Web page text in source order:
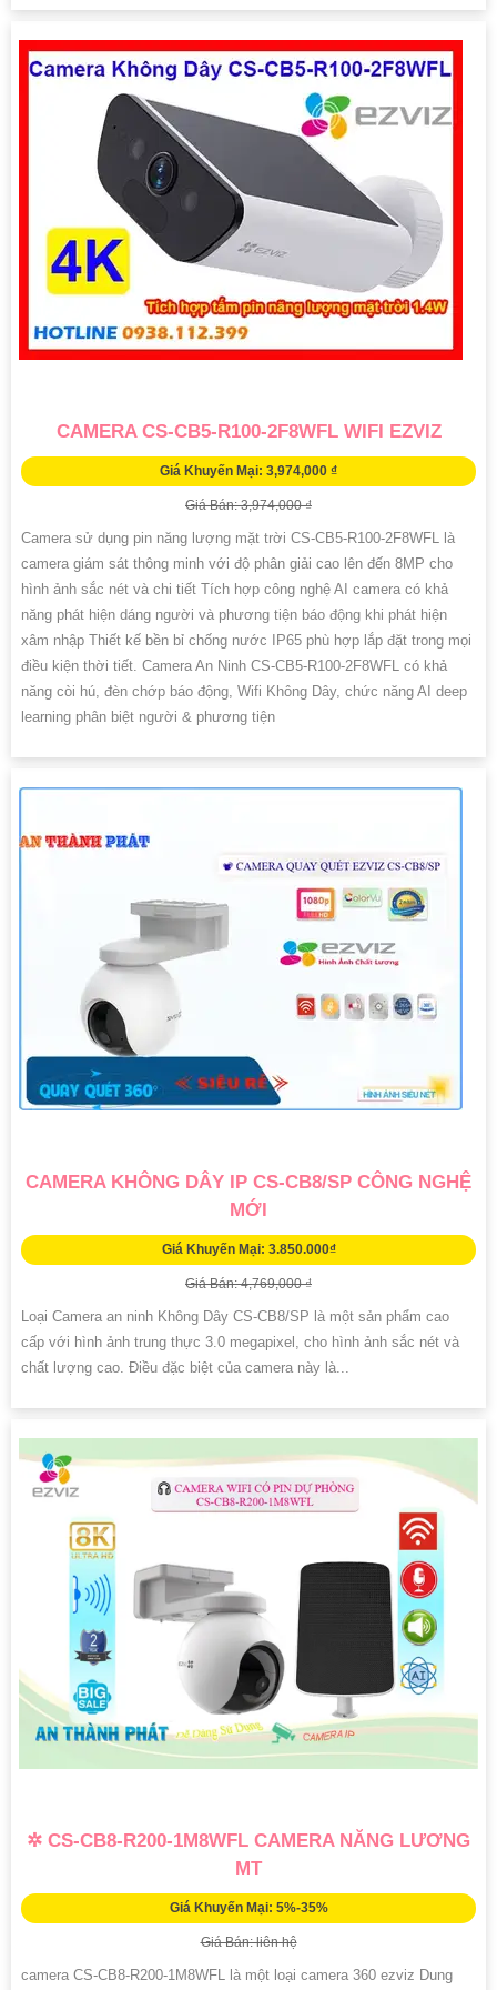
CAMERA CS-CB5-R100-2F8WFL WIFI EZVIZ
Giá Khuyến Mại: 3,974,000 ₫
Giá Bán: 3,974,000 ₫
Camera sử dụng pin năng lượng mặt trời CS-CB5-R100-2F8WFL là
camera giám sát thông minh với độ phân giải cao lên đến 8MP cho
hình ảnh sắc nét và chi tiết Tích hợp công nghệ AI camera có khả
năng phát hiện dáng người và phương tiện báo động khi phát hiện
xâm nhập Thiết kế bền bỉ chống nước IP65 phù hợp lắp đặt trong mọi
điều kiện thời tiết. Camera An Ninh CS-CB5-R100-2F8WFL có khả
năng còi hú, đèn chớp báo động, Wifi Không Dây, chức năng AI deep
learning phân biệt người & phương tiện
CAMERA KHÔNG DÂY IP CS-CB8/SP CÔNG NGHỆ
MỚI
Giá Khuyến Mại: 3.850.000₫
Giá Bán: 4,769,000 ₫
Loại Camera an ninh Không Dây CS-CB8/SP là một sản phẩm cao
cấp với hình ảnh trung thực 3.0 megapixel, cho hình ảnh sắc nét và
chất lượng cao. Điều đặc biệt của camera này là...
✲ CS-CB8-R200-1M8WFL CAMERA NĂNG LƯƠNG
MT
Giá Khuyến Mại: 5%-35%
Giá Bán: liên hệ
camera CS-CB8-R200-1M8WFL là một loại camera 360 ezviz Dung